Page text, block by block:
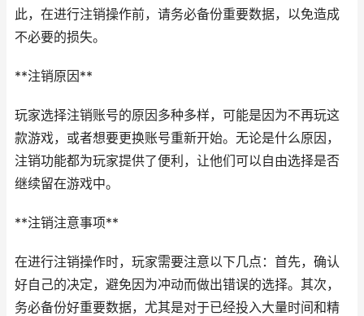
此，在进行注销操作前，请务必备份重要数据，以免造成
不必要的损失。
**注销原因**
玩家选择注销账号的原因多种多样，可能是因为不再玩这
款游戏，或者想要更换账号重新开始。无论是什么原因，
注销功能都为玩家提供了便利，让他们可以自由选择是否
继续留在游戏中。
**注销注意事项**
在进行注销操作时，玩家需要注意以下几点：首先，确认
好自己的决定，避免因为冲动而做出错误的选择。其次，
务必备份好重要数据，尤其是对于已经投入大量时间和精